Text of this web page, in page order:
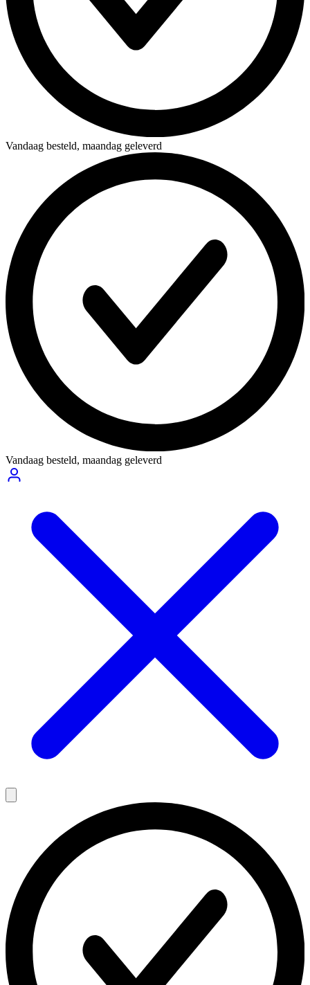
Vandaag besteld, maandag geleverd
Vandaag besteld, maandag geleverd